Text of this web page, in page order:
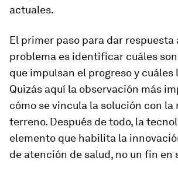
actuales.
El primer paso para dar respuesta
problema es identificar cuáles
que impulsan el progreso y cuáles
Quizás aquí la observación más
cómo se vincula la solución con la
terreno. Después de todo, la
elemento que habilita la
de atención de salud, no un fin en